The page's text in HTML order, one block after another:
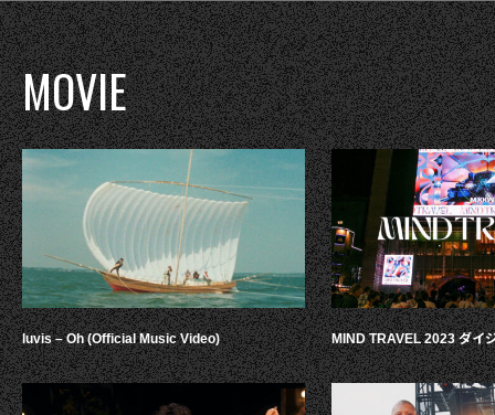
MOVIE
luvis – Oh (Official Music Video) MIND TRAVEL 2023 ダイ